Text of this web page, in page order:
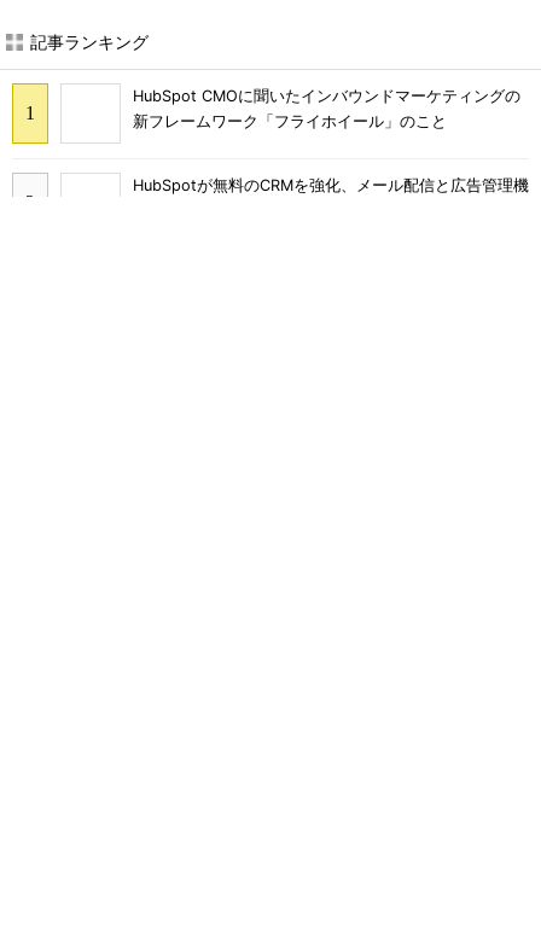
記事ランキング
HubSpot CMOに聞いたインバウンドマーケティングの
新フレームワーク「フライホイール」のこと
HubSpotが無料のCRMを強化、メール配信と広告管理機